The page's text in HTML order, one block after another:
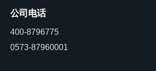
公司电话
400-8796775
0573-87960001